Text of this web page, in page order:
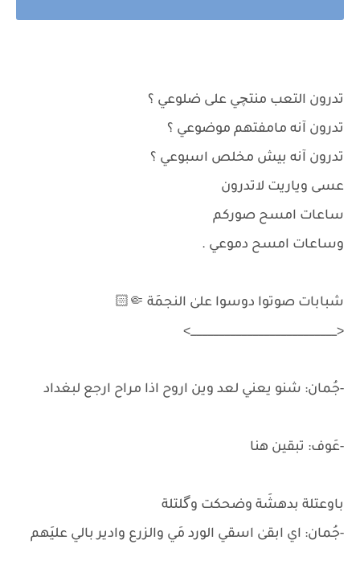
تدرون التعب منتچي على ضلوعي ؟
تدرون آنه مامفتهم موضوعي ؟
تدرون آنه بيش مخلص اسبوعي ؟
عسى وياريت لاتدرون
ساعات امسح صوركم
وساعات امسح دموعي .
شبابات صوتوا دوسوا علىٰ النجمَة 🤏🏻
<__________________________>
-جُمان: شنو يعني لعد وين اروح اذا مراح ارجع لبغداد
-عَوف: تبقين هنا
باوعتلة بدهشَة وضحكت وگلتلة
-جُمان: اي ابقىٰ اسقي الورد مَي والزرع وادير بالي عليَهم